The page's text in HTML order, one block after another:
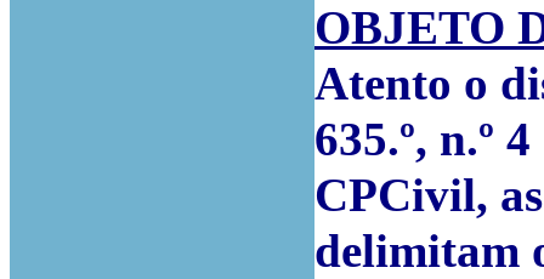
OBJETO
Atento o
635.º, n.º
CPCivil,
delimitam